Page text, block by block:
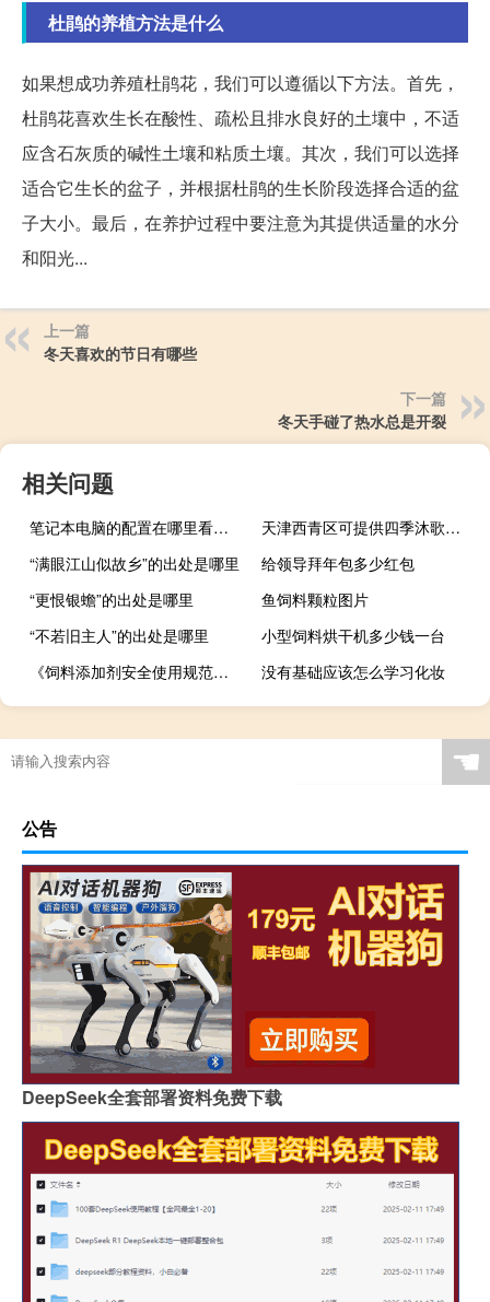
杜鹃的养植方法是什么
如果想成功养殖杜鹃花，我们可以遵循以下方法。首先，
杜鹃花喜欢生长在酸性、疏松且排水良好的土壤中，不适
应含石灰质的碱性土壤和粘质土壤。其次，我们可以选择
适合它生长的盆子，并根据杜鹃的生长阶段选择合适的盆
子大小。最后，在养护过程中要注意为其提供适量的水分
和阳光...
上一篇
冬天喜欢的节日有哪些
下一篇
冬天手碰了热水总是开裂
相关问题
笔记本电脑的配置在哪里看（笔记本电脑的配置）
天津西青区可提供四季沐歌热水器维修服务地址在哪
“满眼江山似故乡”的出处是哪里
给领导拜年包多少红包
“更恨银蟾”的出处是哪里
鱼饲料颗粒图片
“不若旧主人”的出处是哪里
小型饲料烘干机多少钱一台
《饲料添加剂安全使用规范》规定，在生产育肥猪配合饲料中铜元素的最高限量
没有基础应该怎么学习化妆
☚
公告
DeepSeek全套部署资料免费下载